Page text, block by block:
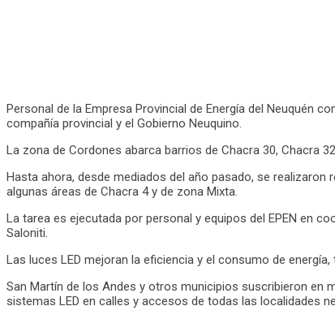
Personal de la Empresa Provincial de Energía del Neuquén
compañía provincial y el Gobierno Neuquino.
La zona de Cordones abarca barrios de Chacra 30, Chacra
Hasta ahora, desde mediados del año pasado, se realizaron
algunas áreas de Chacra 4 y de zona Mixta.
La tarea es ejecutada por personal y equipos del EPEN en
Saloniti.
Las luces LED mejoran la eficiencia y el consumo de
San Martín de los Andes y otros municipios suscribieron en
sistemas LED en calles y accesos de todas las localidades